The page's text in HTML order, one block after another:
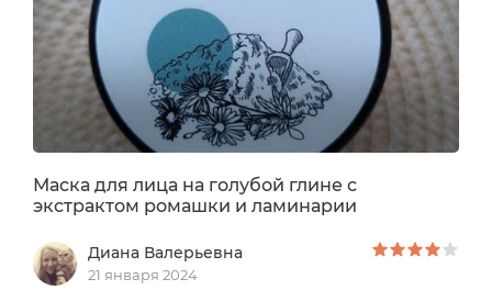
Маска для лица на голубой глине с
экстрактом ромашки и ламинарии
Диана Валерьевна
21 января 2024